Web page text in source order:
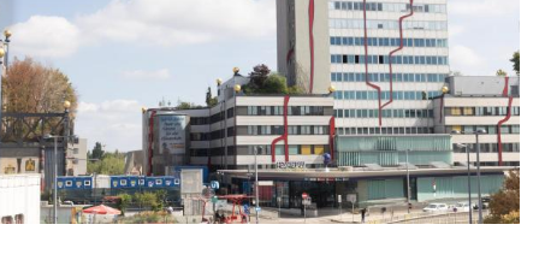
Untermenü
Untermenü
Untermenü
Untermenü